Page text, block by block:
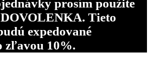
prosím použite
Tieto
expedované
zľavou 10%.